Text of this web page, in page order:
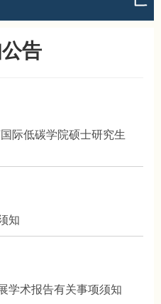
告
际低碳学院硕士研究生
知
学术报告有关事项须知